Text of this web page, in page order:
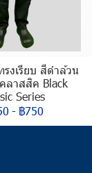
รงเรียบ สีดำล้วน
ลาสสิค Black
Series
- ฿750